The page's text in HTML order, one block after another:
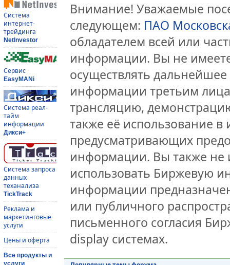
Система
интернет-
трейдинга
NetInvestor
Сервис
EasyMANi
Система реал-
тайм
информации
Дикси+
Система запроса
данных
теханализа
TickTrack
Реклама и
маркетинговые
услуги
Цены и оферта
Все продукты и
услуги
Внимание! Уважаемые
следующем: ПАО
обладателем всей или
информации. Вы не
осуществлять
информации третьим
трансляцию,
также её использование
предусматривающих
информации. Вы также не
использовать Биржевую
информации
или публичного
письменного согласия
display системах.